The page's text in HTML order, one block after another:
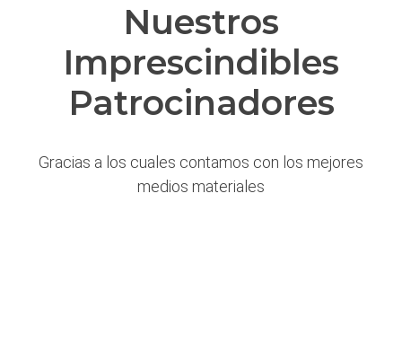
Nuestros
Imprescindibles
Patrocinadores
Gracias a los cuales contamos con los mejores
medios materiales